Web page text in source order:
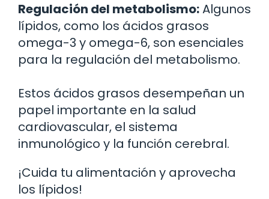
Regulación del metabolismo:Algunos
lípidos, como los ácidos grasos
omega-3 y omega-6, son esenciales
para la regulación del metabolismo.
Estos ácidos grasos desempeñan un
papel importante en la salud
cardiovascular, el sistema
inmunológico y la función cerebral.
¡Cuida tu alimentación y aprovecha
los lípidos!